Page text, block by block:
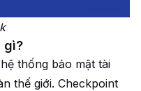
gì?
thống bảo mật tài
thế giới. Checkpoint